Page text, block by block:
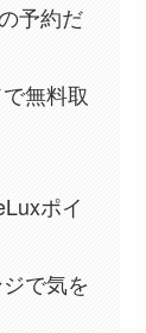
予約だ
無料取
ポイ
で気を